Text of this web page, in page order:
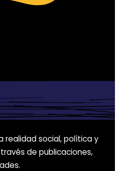
realidad social, política y
de publicaciones,